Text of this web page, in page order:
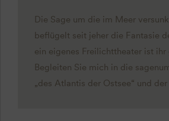
Die Sage um die im Meer
beflügelt seit jeher die Fantasie
ein eigenes Freilichttheater ist
Begleiten Sie mich in die
„des Atlantis der Ostsee“ und